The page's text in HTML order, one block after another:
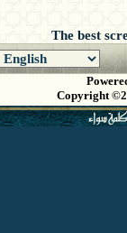
The best
Copyright